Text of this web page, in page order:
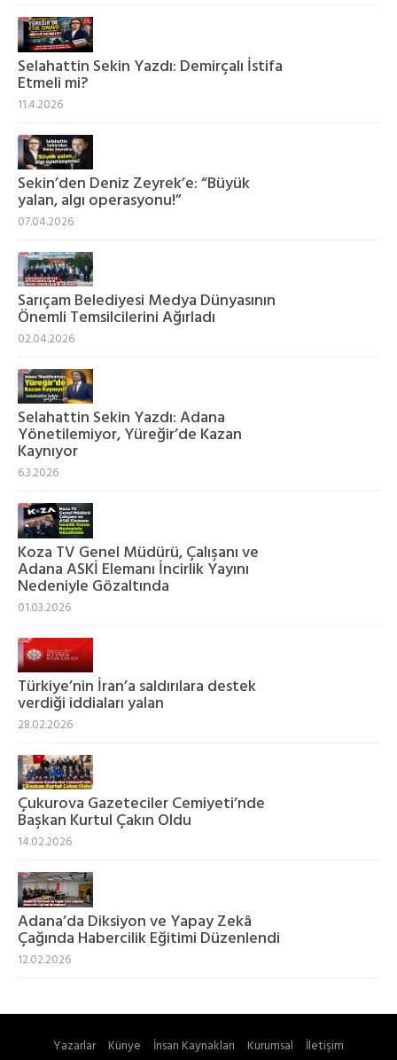
Selahattin Sekin Yazdı: Demirçalı İstifa
Etmeli mi?
11.4.2026
Sekin’den Deniz Zeyrek’e: “Büyük
yalan, algı operasyonu!”
07.04.2026
Sarıçam Belediyesi Medya Dünyasının
Önemli Temsilcilerini Ağırladı
02.04.2026
Selahattin Sekin Yazdı: Adana
Yönetilemiyor, Yüreğir’de Kazan
Kaynıyor
6.3.2026
Koza TV Genel Müdürü, Çalışanı ve
Adana ASKİ Elemanı İncirlik Yayını
Nedeniyle Gözaltında
01.03.2026
Türkiye’nin İran’a saldırılara destek
verdiği iddiaları yalan
28.02.2026
Çukurova Gazeteciler Cemiyeti’nde
Başkan Kurtul Çakın Oldu
14.02.2026
Adana’da Diksiyon ve Yapay Zekâ
Çağında Habercilik Eğitimi Düzenlendi
12.02.2026
Yazarlar Künye İnsan Kaynakları Kurumsal İletişim